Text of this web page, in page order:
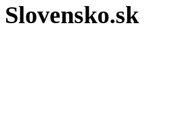
Slovensko.sk